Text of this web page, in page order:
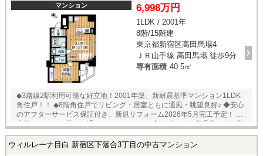
給湯設備（給湯器・マルチリモコン付） ・配管（給水・給湯・排水・ガ
ス管（専有部分）） ・照明器具 ・建具 ・床：フローリング（LDK、
洋室、廊下） ・床：フロアタイル（玄関・洗面室・トイレ） ・壁天井：
クロス貼 ・防水パン ・カラーTVモニター付インターホン ・室内クリ
ーニング （令和8年4月10日完工）
マンション 6,998万円
1LDK / 2001年
8階/15階建
東京都新宿区高田馬場4
ＪＲ山手線 高田馬場 徒歩9分
専有面積 40.5㎡
◆3路線2駅利用可能な好立地！2001年築、新耐震基準マンション1LDK
角住戸！！ ◆8階角住戸でリビング・居室ともに通風・眺望良好♪ ◆安心
のアフターサービス保証付き、新規リフォーム2026年5月完工予定！ ◆
大切なペットと共にお過ごしいただけます ◆リビングに床暖房あり！寒
い日も足元から暖かく快適に過ごせます ◆スーパー、コンビニ、ドラッ
グストアが徒歩圏内。飲食店も多く日常生活至便！ ◎その他 インターネ
ウィルレーナ目白 新宿区下落合3丁目の中古マンション